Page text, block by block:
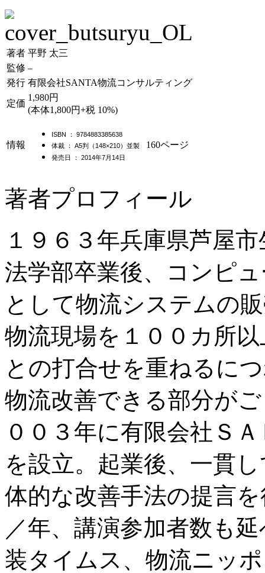
著者 平野 太三
監修 –
発行 有限会社SANTA物流コンサルティング
定価
1,980円
(本体1,800円+税 10%)
情報
ISBN ： 9784883385638
体裁 ： A5判（148×210）並製 160ページ
発売日 ： 2014年7月14日
著者プロフィール
１９６３年兵庫県芦屋
法学部卒業後、コンピ
として物流システムの
物流現場を１００カ所
との打合せを重ねるに
物流改善できる部分が
００３年に有限会社Ｓ
を設立。起業後、一貫
体的な改善手法の提言
／年、講演参加者数も
装タイムス、物流ニッ